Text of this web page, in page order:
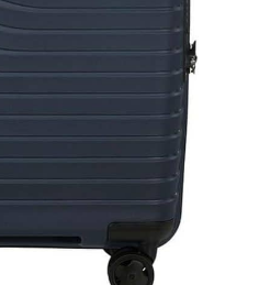
sur vos épaules. La
sangle à l'arrière
permettent de fixer le
sac à dos laptop à
votre valise, rendant
ports ( type A et type
C) du sac à dos
travail pour homme